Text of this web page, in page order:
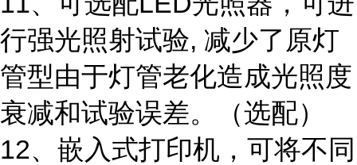
行强光照射试验, 减少了原灯
管型由于灯管老化造成光照度
衰减和试验误差。（选配）
12、嵌入式打印机，可将不同